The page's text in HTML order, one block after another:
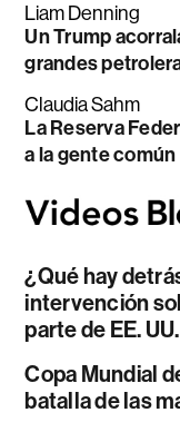
Liam Denning
Un Trump
grandes
Claudia Sahm
La Reserva
a la gente común
¿Qué hay
intervención
parte de EE.
Copa Mundial
batalla de las